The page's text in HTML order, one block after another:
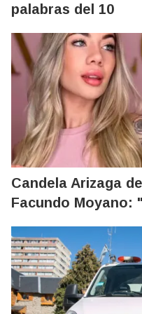
palabras del 10
Candela Arizaga
Facundo Moyano: